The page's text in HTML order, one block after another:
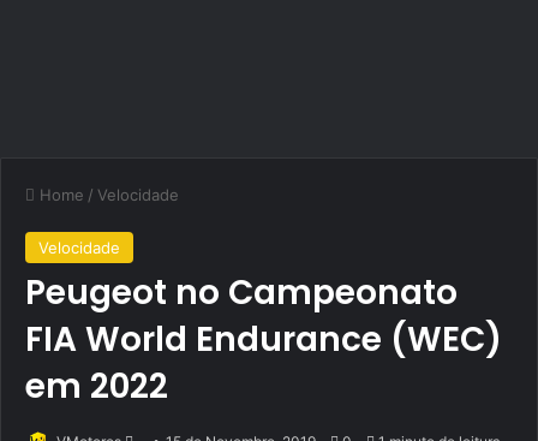
Home / Velocidade
Velocidade
Peugeot no Campeonato
FIA World Endurance (WEC)
em 2022